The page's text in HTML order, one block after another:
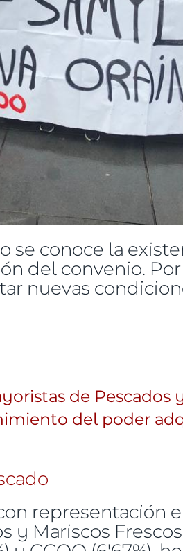
se conoce la
del convenio.
nuevas
la negociación del
de Pescados
del poder
representación
y Mariscos